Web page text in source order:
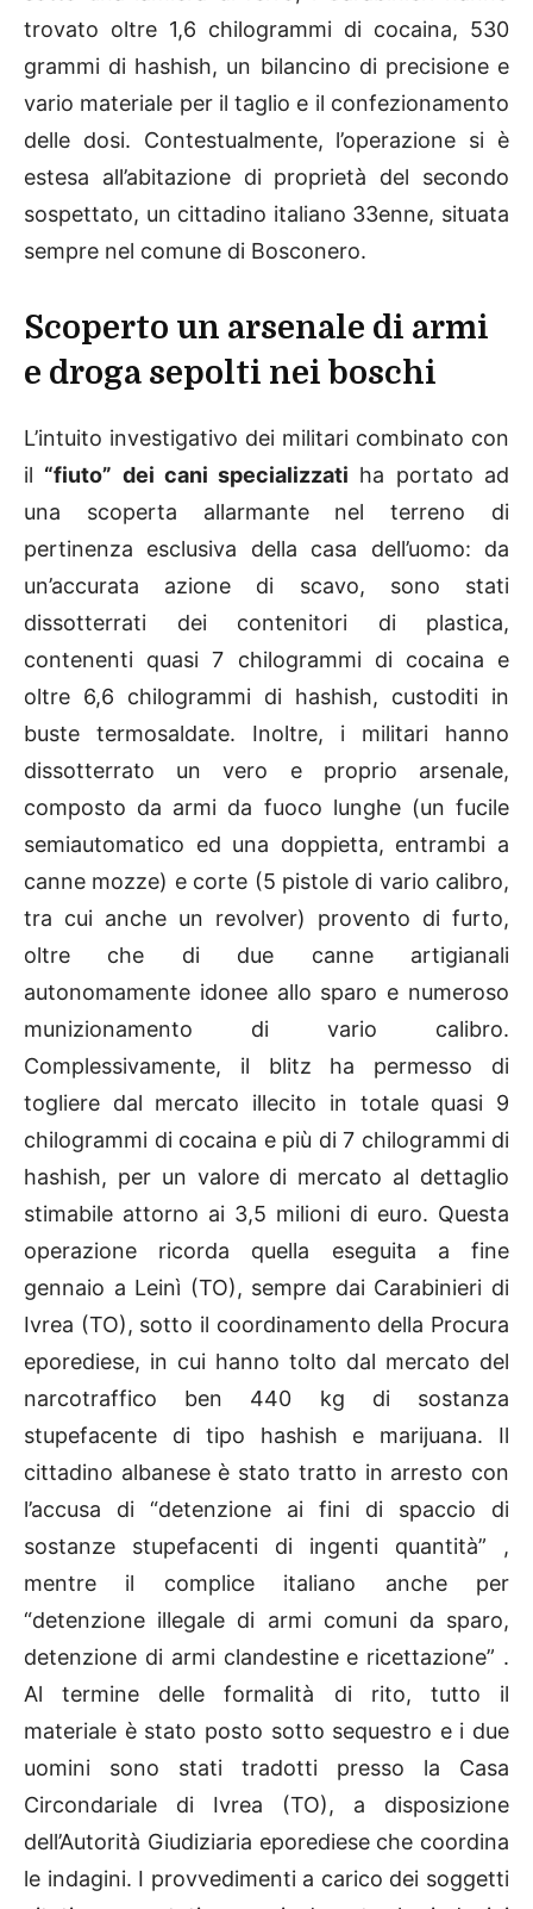
trovato oltre 1,6 chilogrammi di cocaina, 530
grammi di hashish, un bilancino di precisione e
vario materiale per il taglio e il confezionamento
delle dosi. Contestualmente, l’operazione si è
estesa all’abitazione di proprietà del secondo
sospettato, un cittadino italiano 33enne, situata
sempre nel comune di Bosconero.
Scoperto un arsenale di armi
e droga sepolti nei boschi
L’intuito investigativo dei militari combinato con
il “fiuto” dei cani specializzati ha portato ad
una scoperta allarmante nel terreno di
pertinenza esclusiva della casa dell’uomo: da
un’accurata azione di scavo, sono stati
dissotterrati dei contenitori di plastica,
contenenti quasi 7 chilogrammi di cocaina e
oltre 6,6 chilogrammi di hashish, custoditi in
buste termosaldate. Inoltre, i militari hanno
dissotterrato un vero e proprio arsenale,
composto da armi da fuoco lunghe (un fucile
semiautomatico ed una doppietta, entrambi a
canne mozze) e corte (5 pistole di vario calibro,
tra cui anche un revolver) provento di furto,
oltre che di due canne artigianali
autonomamente idonee allo sparo e numeroso
munizionamento di vario calibro.
Complessivamente, il blitz ha permesso di
togliere dal mercato illecito in totale quasi 9
chilogrammi di cocaina e più di 7 chilogrammi di
hashish, per un valore di mercato al dettaglio
stimabile attorno ai 3,5 milioni di euro. Questa
operazione ricorda quella eseguita a fine
gennaio a Leinì (TO), sempre dai Carabinieri di
Ivrea (TO), sotto il coordinamento della Procura
eporediese, in cui hanno tolto dal mercato del
narcotraffico ben 440 kg di sostanza
stupefacente di tipo hashish e marijuana. Il
cittadino albanese è stato tratto in arresto con
l’accusa di “detenzione ai fini di spaccio di
sostanze stupefacenti di ingenti quantità” ,
mentre il complice italiano anche per
“detenzione illegale di armi comuni da sparo,
detenzione di armi clandestine e ricettazione” .
Al termine delle formalità di rito, tutto il
materiale è stato posto sotto sequestro e i due
uomini sono stati tradotti presso la Casa
Circondariale di Ivrea (TO), a disposizione
dell’Autorità Giudiziaria eporediese che coordina
le indagini. I provvedimenti a carico dei soggetti